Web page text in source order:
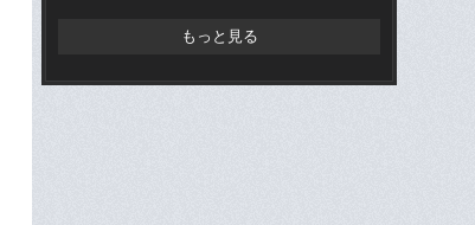
もっと見る